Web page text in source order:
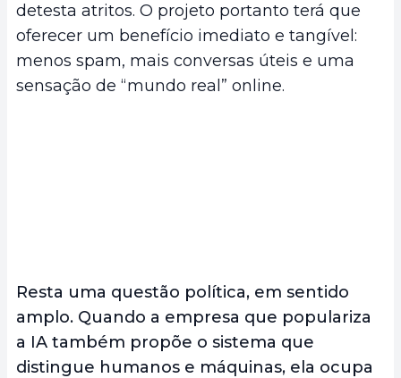
detesta atritos. O projeto portanto terá que
oferecer um benefício imediato e tangível:
menos spam, mais conversas úteis e uma
sensação de “mundo real” online.
Resta uma questão política, em sentido
amplo. Quando a empresa que populariza
a IA também propõe o sistema que
distingue humanos e máquinas, ela ocupa